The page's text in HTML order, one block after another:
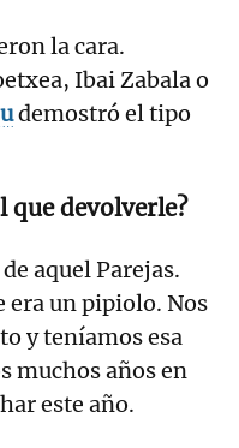
la cara.
Ibai Zabala o
demostró el tipo
que devolverle?
aquel Parejas.
era un pipiolo. Nos
y teníamos esa
muchos años en
este año.